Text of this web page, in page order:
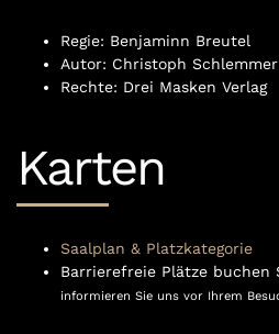
Regie: Benjaminn Breutel
Autor: Christoph Schlemmer
Rechte: Drei Masken Verlag
Karten
Saalplan & Platzkategorie
Barrierefreie Plätze buchen
informieren Sie uns vor Ihrem